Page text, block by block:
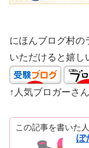
にほんブログ村の
いただけると嬉し
↑人気ブロガーさ
この記事を書いた人
ぼ